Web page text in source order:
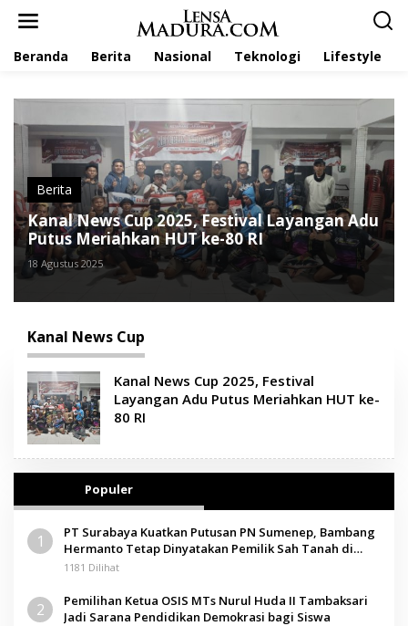
Beranda Berita Nasional Teknologi Lifestyle
Berita
Kanal News Cup 2025, Festival Layangan Adu
Putus Meriahkan HUT ke-80 RI
18 Agustus 2025
Kanal News Cup
Kanal News Cup 2025, Festival
Layangan Adu Putus Meriahkan HUT ke-
80 RI
Populer
1
PT Surabaya Kuatkan Putusan PN Sumenep, Bambang
Hermanto Tetap Dinyatakan Pemilik Sah Tanah di
Pamolokan
1181 Dilihat
2
Pemilihan Ketua OSIS MTs Nurul Huda II Tambaksari
Jadi Sarana Pendidikan Demokrasi bagi Siswa